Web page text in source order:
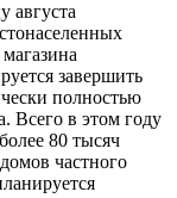
августа
завершить
полностью
Всего в этом году
80 тысяч
частного